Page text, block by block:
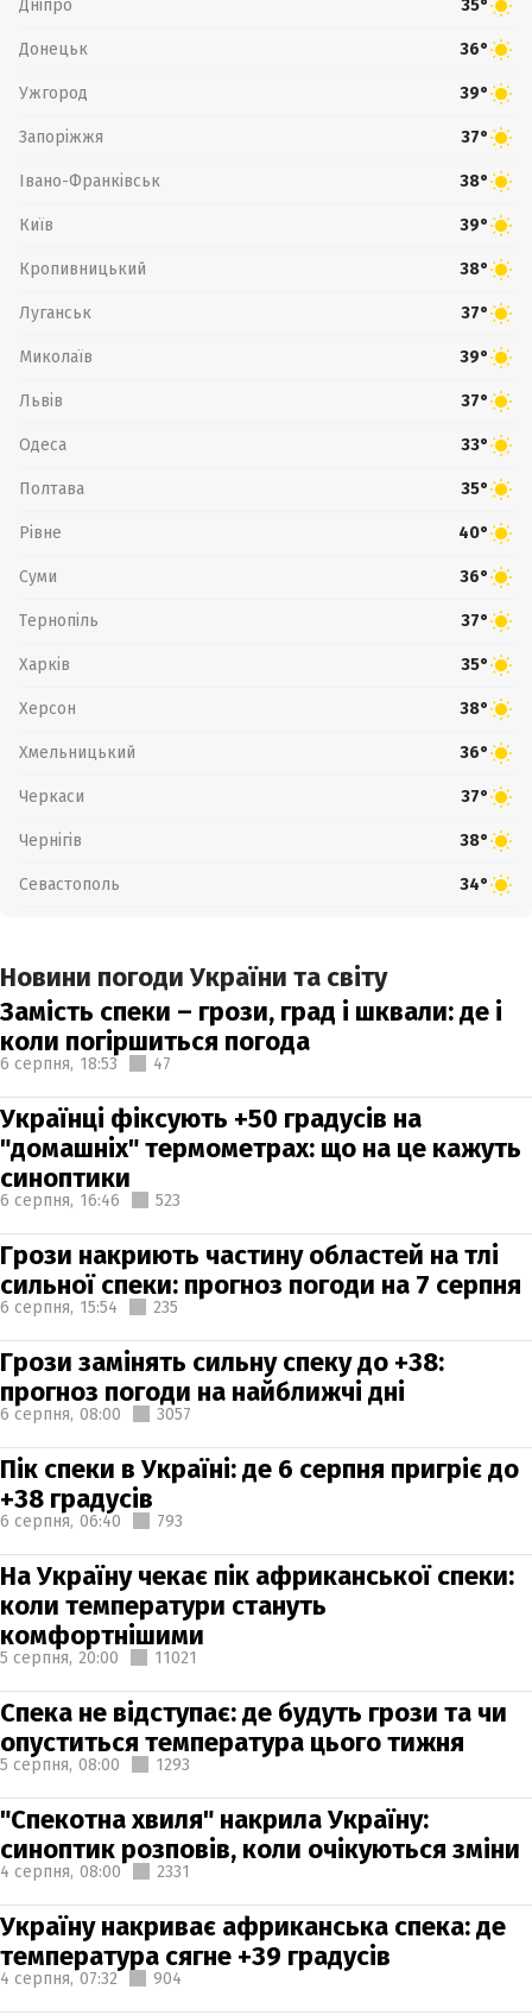
Дніпро 35°
Донецьк 36°
Ужгород 39°
Запоріжжя 37°
Івано-Франківськ 38°
Київ 39°
Кропивницький 38°
Луганськ 37°
Миколаїв 39°
Львів 37°
Одеса 33°
Полтава 35°
Рівне 40°
Суми 36°
Тернопіль 37°
Харків 35°
Херсон 38°
Хмельницький 36°
Черкаси 37°
Чернігів 38°
Севастополь 34°
Новини погоди України та світу
Замість спеки – грози, град і шквали: де і
коли погіршиться погода
6 серпня, 18:53 47
Українці фіксують +50 градусів на
"домашніх" термометрах: що на це кажуть
синоптики
6 серпня, 16:46 523
Грози накриють частину областей на тлі
сильної спеки: прогноз погоди на 7 серпня
6 серпня, 15:54 235
Грози замінять сильну спеку до +38:
прогноз погоди на найближчі дні
6 серпня, 08:00 3057
Пік спеки в Україні: де 6 серпня пригріє до
+38 градусів
6 серпня, 06:40 793
На Україну чекає пік африканської спеки:
коли температури стануть
комфортнішими
5 серпня, 20:00 11021
Спека не відступає: де будуть грози та чи
опуститься температура цього тижня
5 серпня, 08:00 1293
"Спекотна хвиля" накрила Україну:
синоптик розповів, коли очікуються зміни
4 серпня, 08:00 2331
Україну накриває африканська спека: де
температура сягне +39 градусів
4 серпня, 07:32 904